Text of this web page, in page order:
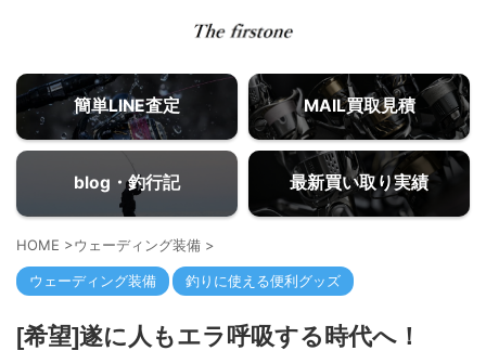
簡単LINE査定 MAIL買取見積
blog・釣行記 最新買い取り実績
HOME >ウェーディング装備 >
ウェーディング装備 釣りに使える便利グッズ
[希望]遂に人もエラ呼吸する時代へ！